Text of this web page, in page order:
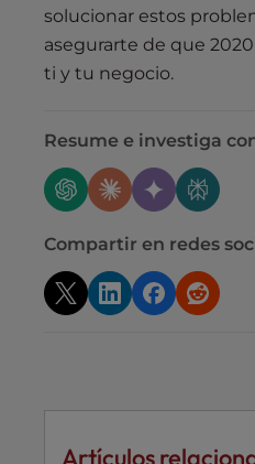
solucionar estos
asegurarte de que
ti y tu negocio.
Resume e investiga
Compartir en redes
Artículos